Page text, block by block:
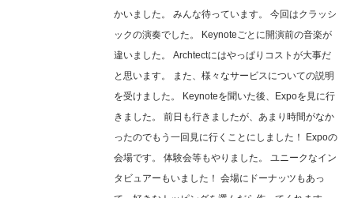
かいました。 みんな待っています。 今回はクラッシ
ックの演奏でした。 Keynoteごとに開演前の音楽が
違いました。 Archtectにはやっぱりコストが大事だ
と思います。 また、様々なサービスについての説明
を受けました。 Keynoteを聞いた後、Expoを見に行
きました。 前日も行きましたが、あまり時間がなか
ったのでもう一回見に行くことにしました！ Expoの
会場です。 体験会等もやりました。 ユニークなイン
タビュアーもいました！ 会場にドーナッツもあっ